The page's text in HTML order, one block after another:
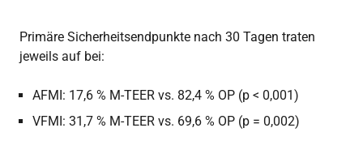
Primäre Sicherheitsendpunkte nach 30 Tagen traten
jeweils auf bei:
AFMI: 17,6 % M-TEER vs. 82,4 % OP (p < 0,001)
VFMI: 31,7 % M-TEER vs. 69,6 % OP (p = 0,002)